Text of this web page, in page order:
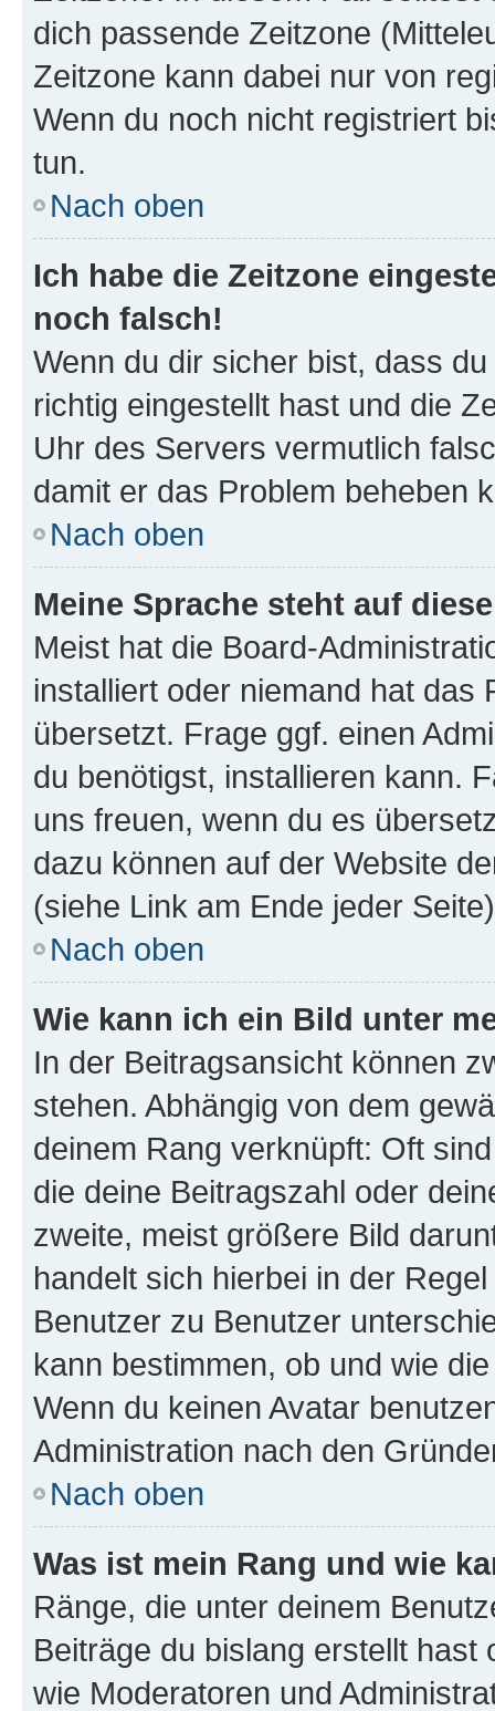
dich passende Zeitzone
Zeitzone kann dabei nur von
Wenn du noch nicht registriert
tun.
Nach oben
Ich habe die Zeitzone
noch falsch!
Wenn du dir sicher bist, dass
richtig eingestellt hast und die
Uhr des Servers vermutlich
damit er das Problem beheben
Nach oben
Meine Sprache steht auf
Meist hat die Board-
installiert oder niemand hat das
übersetzt. Frage ggf. einen
du benötigst, installieren kann.
uns freuen, wenn du es
dazu können auf der Website
(siehe Link am Ende jeder
Nach oben
Wie kann ich ein Bild unter
In der Beitragsansicht können
stehen. Abhängig von dem
deinem Rang verknüpft: Oft
die deine Beitragszahl oder
zweite, meist größere Bild
handelt sich hierbei in der
Benutzer zu Benutzer
kann bestimmen, ob und wie
Wenn du keinen Avatar
Administration nach den
Nach oben
Was ist mein Rang und wie
Ränge, die unter deinem
Beiträge du bislang erstellt
wie Moderatoren und